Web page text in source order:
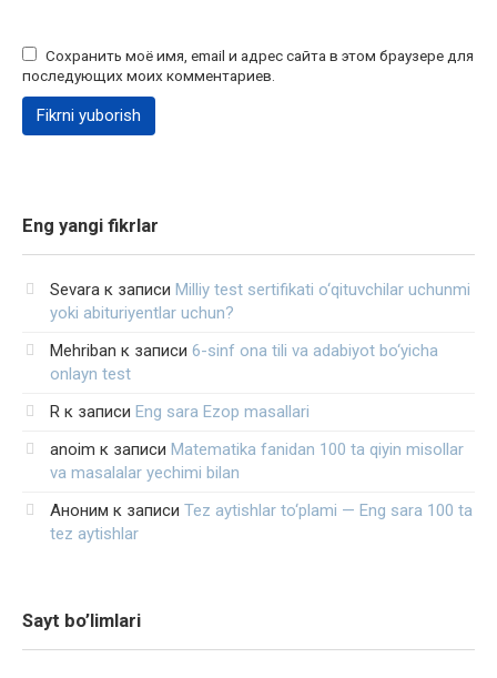
Сохранить моё имя, email и адрес сайта в этом браузере для
последующих моих комментариев.
Eng yangi fikrlar
Sevara к записи Milliy test sertifikati o‘qituvchilar uchunmi
yoki abituriyentlar uchun?
Mehriban к записи 6-sinf ona tili va adabiyot bo‘yicha
onlayn test
R к записи Eng sara Ezop masallari
anoim к записи Matematika fanidan 100 ta qiyin misollar
va masalalar yechimi bilan
Аноним к записи Tez aytishlar to‘plami — Eng sara 100 ta
tez aytishlar
Sayt bo’limlari